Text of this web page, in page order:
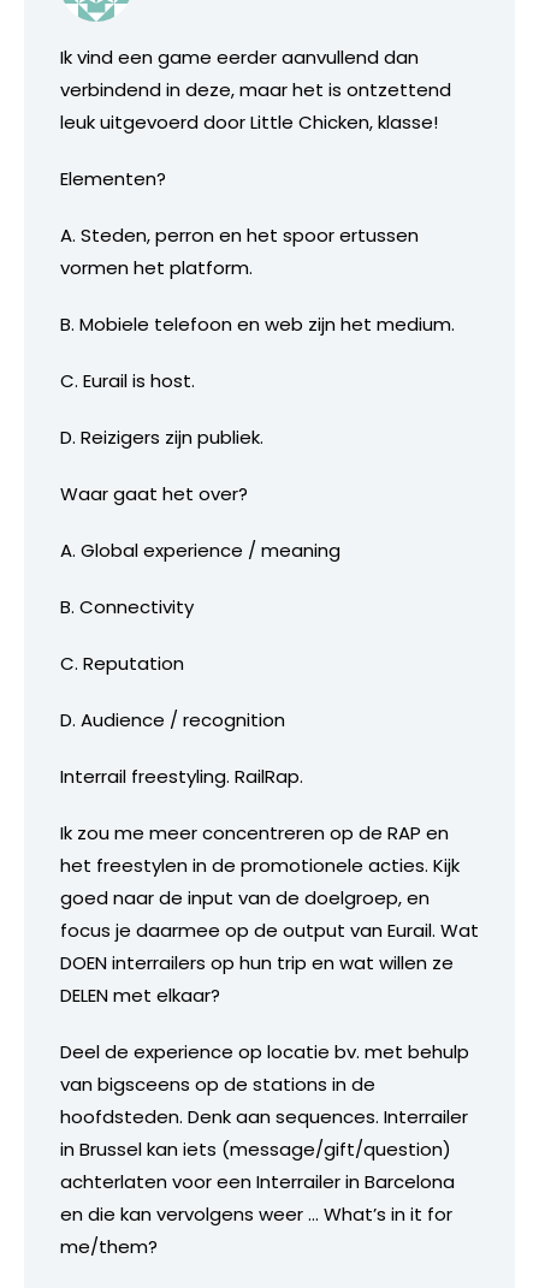
Ik vind een game eerder aanvullend dan
verbindend in deze, maar het is ontzettend
leuk uitgevoerd door Little Chicken, klasse!
Elementen?
A. Steden, perron en het spoor ertussen
vormen het platform.
B. Mobiele telefoon en web zijn het medium.
C. Eurail is host.
D. Reizigers zijn publiek.
Waar gaat het over?
A. Global experience / meaning
B. Connectivity
C. Reputation
D. Audience / recognition
Interrail freestyling. RailRap.
Ik zou me meer concentreren op de RAP en
het freestylen in de promotionele acties. Kijk
goed naar de input van de doelgroep, en
focus je daarmee op de output van Eurail. Wat
DOEN interrailers op hun trip en wat willen ze
DELEN met elkaar?
Deel de experience op locatie bv. met behulp
van bigsceens op de stations in de
hoofdsteden. Denk aan sequences. Interrailer
in Brussel kan iets (message/gift/question)
achterlaten voor een Interrailer in Barcelona
en die kan vervolgens weer … What’s in it for
me/them?